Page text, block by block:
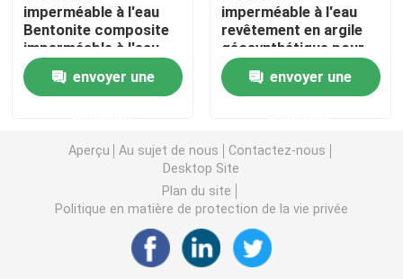
HDPE Geocell
Revêtement d'étang de Geomembrane
Sacs de asséchage de Geotube
Géotextile Geobag
Contrôle d'érosion de Geomat
imperméable à l'eau
Bentonite composite
imperméable à l'eau
Géosynthèse Liner
d'argileenvoyer une
imperméable à l'eau
revêtement en argile
géosynthétique pour
revêtement artificiel
de lac envoyer une
Aperçu Au sujet de nous
Contactez-nous
Desktop Site
Plan du site
Politique en matière de protection de la vie privée